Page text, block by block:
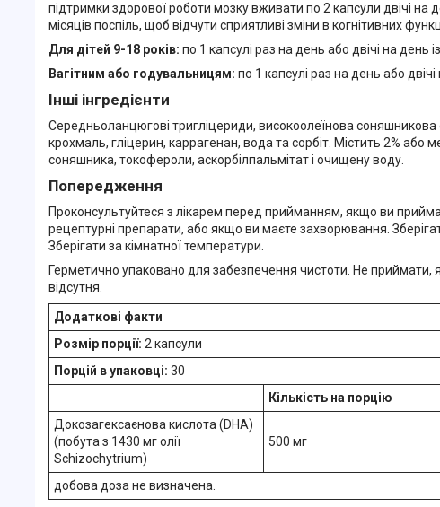
підтримки здорової роботи мозку вживати по 2 капсули двічі
місяців поспіль, щоб відчути сприятливі зміни в когнітивних
Для дітей 9-18 років: по 1 капсулі раз на день або двічі на день
Вагітним або годувальницям: по 1 капсулі раз на день або
Інші інгредієнти
Середньоланцюгові тригліцериди, високоолеїнова
крохмаль, гліцерин, каррагенан, вода та сорбіт. Містить 2% або
соняшника, токофероли, аскорбілпальмітат і очищену воду.
Попередження
Проконсультуйтеся з лікарем перед прийманням, якщо ви
рецептурні препарати, або якщо ви маєте захворювання.
Зберігати за кімнатної температури.
Герметично упаковано для забезпечення чистоти. Не
відсутня.
Додаткові факти
Розмір порції: 2 капсули
Порцій в упаковці: 30
Кількість на порцію
Докозагексаєнова кислота (DHA)
(побута з 1430 мг олії
Schizochytrium)
500 мг
добова доза не визначена.